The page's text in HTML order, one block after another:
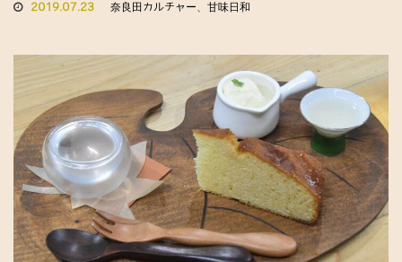
a
i
o
n
2019.07.23 奈良田カルチャー 甘味日和